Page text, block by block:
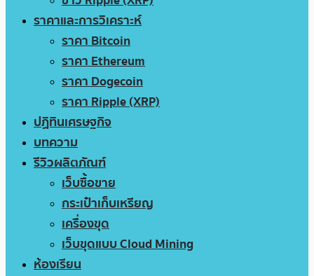
ราคาและการวิเคราะห์
ราคา Bitcoin
ราคา Ethereum
ราคา Dogecoin
ราคา Ripple (XRP)
ปฏิทินเศรษฐกิจ
บทความ
รีวิวผลิตภัณฑ์
เว็บซื้อขาย
กระเป๋าเก็บเหรียญ
เครื่องขุด
เว็บขุดแบบ Cloud Mining
ห้องเรียน